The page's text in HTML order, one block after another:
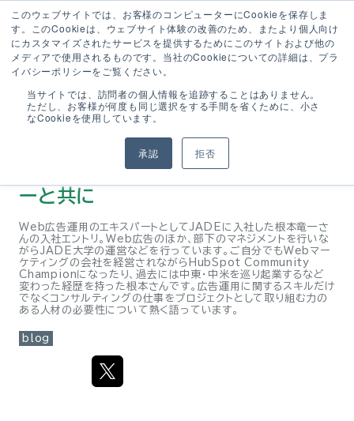
このウェブサイトでは、お客様のコンピューターにCookieを保存しま
す。このCookieは、ウェブサイト体験の改善のため、またより個人向け
にカスタマイズされたサービスを提供するためにこのサイトおよび他の
メディアで使用されるものです。当社のCookieについての詳細は、プラ
イバシーポリシーをご覧ください。
当サイトでは、訪問者の個人情報を追跡することはありません。
ただし、お客様が何度も同じ選択をする手間を省くために、小さ
なCookieを使用しています。
承認 拒否
2022- 08-08
JADEの近況やら広告運用事業やら
についてを、根本さんの入社エントリ
ーと共に
Web広告運用のエキスパートとしてJADEに入社した根本竜一さ
んの入社エントリ。Web広告のほか、部下のマネジメントを行いな
がらJADE大学の運営などを行っています。ご自分でもWebマー
ケティングの会社を経営されながらHubSpot Community
Championになったり、過去には中東・中米を巡り起業するなど
変わった経歴を持った根本さんです。広告運用に関するスキルだけ
でなくコンサルティングの仕事をプロジェクトとして取り組む力の
ある人材の必要性について熱く語っています。
blog